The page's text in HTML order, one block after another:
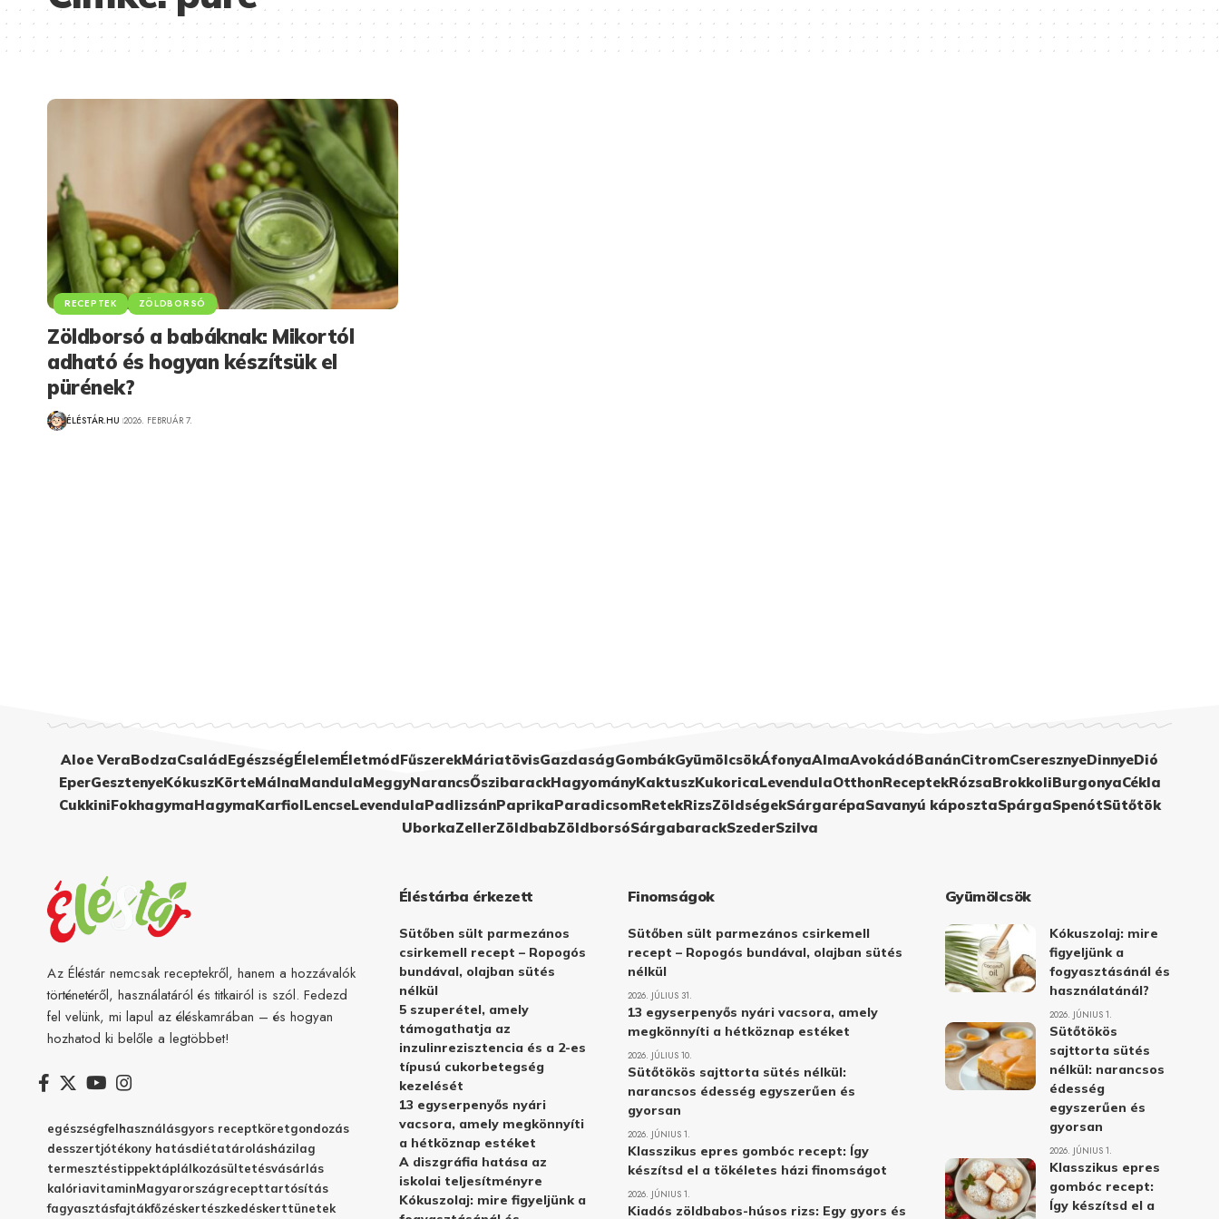
RECEPTEK ZÖLDBORSÓ
Zöldborsó a babáknak: Mikortól
adható és hogyan készítsük el
pürének?
ÉLÉSTÁR.HU 2026. FEBRUÁR 7.
Aloe VeraBodzaCsaládEgészségÉlelemÉletmódFűszerekMáriatövisGazdaságGombákGyümölcsökÁfonyaAlmaAvokádóBanánCitromCseresznyeDinnyeDió
EperGesztenyeKókuszKörteMálnaMandulaMeggyNarancsŐszibarackHagyományKaktuszKukoricaLevendulaOtthonReceptekRózsaBrokkoliBurgonyaCékla
CukkiniFokhagymaHagymaKarfiolLencseLevendulaPadlizsánPaprikaParadicsomRetekRizsZöldségekSárgarépaSavanyú káposztaSpárgaSpenótSütőtök
UborkaZellerZöldbabZöldborsóSárgabarackSzederSzilva
Az Éléstár nemcsak receptekről, hanem a hozzávalók
történetéről, használatáról és titkairól is szól. Fedezd
fel velünk, mi lapul az éléskamrában – és hogyan
hozhatod ki belőle a legtöbbet!
egészségfelhasználásgyors receptköretgondozás
desszertjótékony hatásdiétatárolásházilag
termesztéstippektáplálkozásültetésvásárlás
kalóriavitaminMagyarországrecepttartósítás
fagyasztásfajtákfőzéskertészkedéskerttünetek
Éléstárba érkezett
Sütőben sült parmezános
csirkemell recept – Ropogós
bundával, olajban sütés
nélkül
5 szuperétel, amely
támogathatja az
inzulinrezisztencia és a 2-es
típusú cukorbetegség
kezelését
13 egyserpenyős nyári
vacsora, amely megkönnyíti
a hétköznap estéket
A diszgráfia hatása az
iskolai teljesítményre
Kókuszolaj: mire figyeljünk a
Finomságok
Sütőben sült parmezános csirkemell
recept – Ropogós bundával, olajban sütés
nélkül
2026. JÚLIUS 31.
13 egyserpenyős nyári vacsora, amely
megkönnyíti a hétköznap estéket
2026. JÚLIUS 10.
Sütőtökös sajttorta sütés nélkül:
narancsos édesség egyszerűen és
gyorsan
2026. JÚNIUS 1.
Klasszikus epres gombóc recept: Így
készítsd el a tökéletes házi finomságot
2026. JÚNIUS 1.
Kiadós zöldbabos-húsos rizs: Egy gyors és
Gyümölcsök
Kókuszolaj: mire
figyeljünk a
fogyasztásánál és
használatánál?
2026. JÚNIUS 1.
Sütőtökös
sajttorta sütés
nélkül: narancsos
édesség
egyszerűen és
gyorsan
2026. JÚNIUS 1.
Klasszikus epres
gombóc recept:
Így készítsd el a